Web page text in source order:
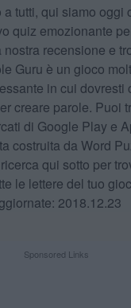
a tutti, qui siamo oggi
quiz emozionante
nostra recensione e
Guru è un gioco
in cui dovresti
creare parole. Puoi
di Google Play e
costruita da Word
qui sotto per
le lettere del tuo
2018.12.23
Sponsored Links